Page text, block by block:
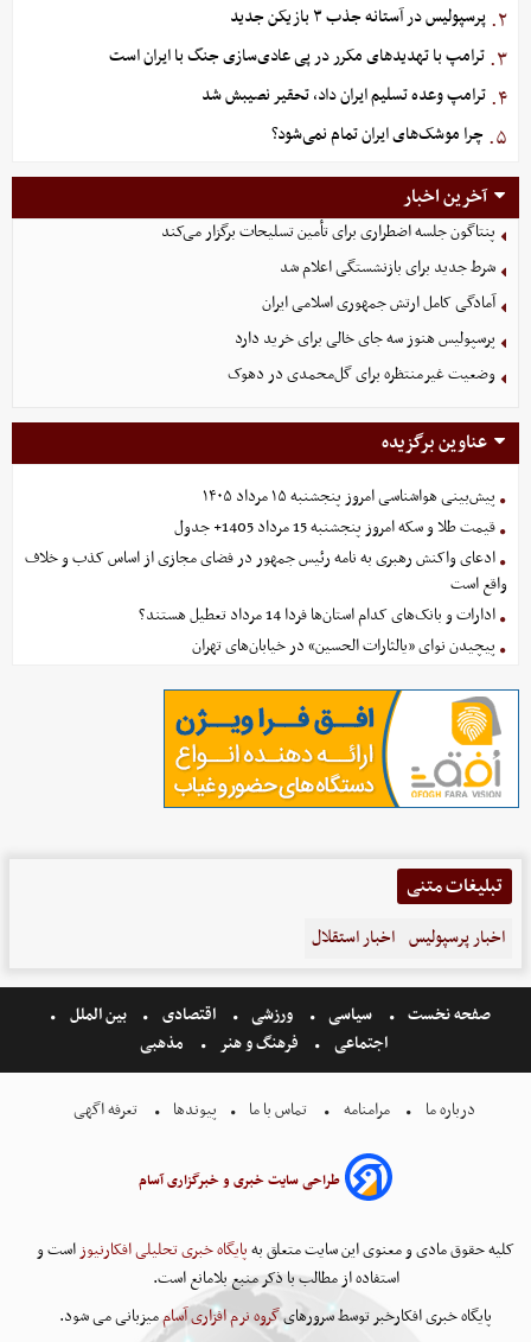
۲. پرسپولیس در آستانه جذب ۳ بازیکن جدید
۳. ترامپ با تهدیدهای مکرر در پی عادی‌سازی جنگ با ایران است
۴. ترامپ وعده تسلیم ایران داد، تحقیر نصیبش شد
۵. چرا موشک‌های ایران تمام نمی‌شود؟
آخرین اخبار
پنتاگون جلسه اضطراری برای تأمین تسلیحات برگزار می‌کند
شرط جدید برای بازنشستگی اعلام شد
آمادگی کامل ارتش جمهوری اسلامی ایران
پرسپولیس هنوز سه جای خالی برای خرید دارد
وضعیت غیرمنتظره برای گل‌محمدی در دهوک
عناوین برگزیده
پیش‌بینی هواشناسی امروز پنجشنبه ۱۵ مرداد ۱۴۰۵
قیمت طلا و سکه امروز پنجشنبه 15 مرداد 1405+ جدول
ادعای واکنش رهبری به نامه رئیس جمهور در فضای مجازی از اساس کذب و خلاف
واقع است
ادارات و بانک‌های کدام استان‌ها فردا 14 مرداد تعطیل هستند؟
پیچیدن نوای «یالثارات الحسین» در خیابان‌های تهران
تبلیغات متنی
اخبار پرسپولیس اخبار استقلال
صفحه نخست سیاسی ورزشی اقتصادی
بین الملل
اجتماعی
فرهنگ و هنر مذهبی
درباره ما مرامنامه تماس با ما پیوندها تعرفه اگهی
طراحی سایت خبری و خبرگزاری آسام
کلیه حقوق مادی و معنوی این سایت متعلق بهپایگاه خبری تحلیلی افکارنیوزاست و
استفاده از مطالب با ذکر منبع بلامانع است.
پایگاه خبری افکارخبر توسط سرورهایگروه نرم افزاری آساممیزبانی می شود.